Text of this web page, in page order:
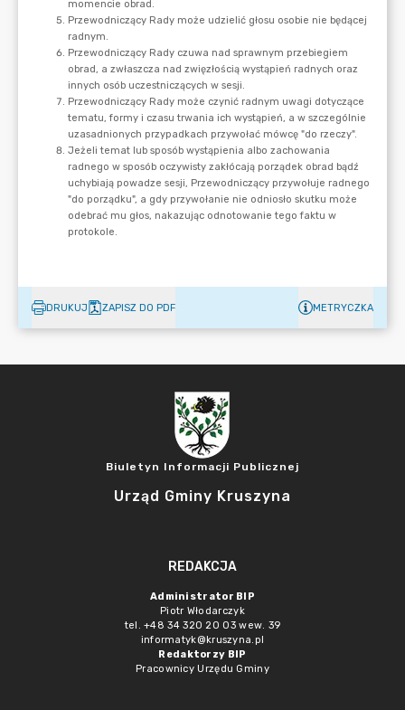
DRUKUJ ZAPISZ DO PDF METRYCZKA
Biuletyn Informacji Publicznej
Urząd Gminy Kruszyna
REDAKCJA
Administrator BIP
Piotr Włodarczyk
tel. +48 34 320 20 03 wew. 39
informatyk@kruszyna.pl
Redaktorzy BIP
Pracownicy Urzędu Gminy